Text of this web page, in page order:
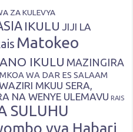
ZA KULEVYA
IKULU JIJI LA
Matokeo
IKULU MAZINGIRA
MKOA WA DAR ES SALAAM
MKUU SERA,
NA WENYE ULEMAVU RAIS
SULUHU
vya Habari